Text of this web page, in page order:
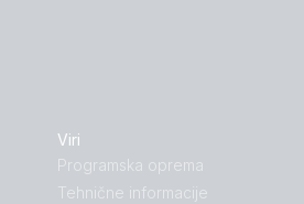
Viri
Programska oprema
Tehnične informacije